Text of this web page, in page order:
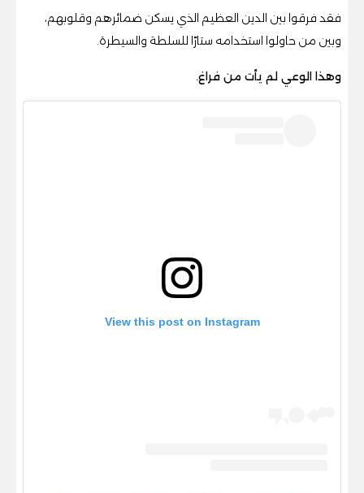
فقد فرقوا بين الدين العظيم الذي يسكن ضمائرهم وقلوبهم،
وبين من حاولوا استخدامه ستارًا للسلطة والسيطرة.
وهذا الوعي لم يأت من فراغ.
View this post on Instagram